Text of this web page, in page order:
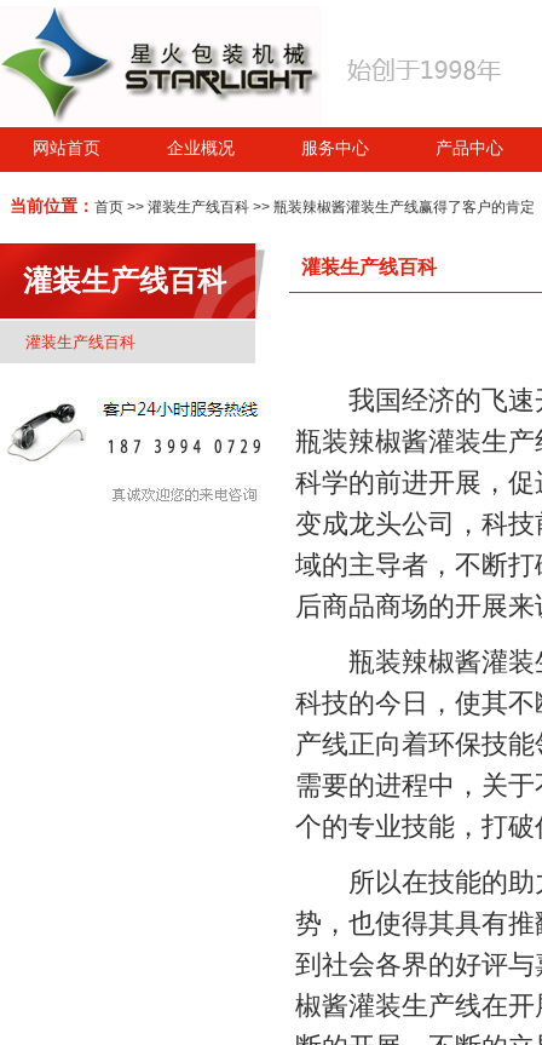
网站首页 企业概况 服务中心 产品中心
当前位置： 首页 >> 灌装生产线百科 >> 瓶装辣椒酱灌装生产线赢得了客户的肯定
灌装生产线百科
灌装生产线百科
灌装生产线百科
我国经济的飞速
瓶装辣椒酱灌装生产
科学的前进开展，
变成龙头公司，科
域的主导者，不断
后商品商场的开展
瓶装辣椒酱灌装
科技的今日，使其
产线正向着环保技
需要的进程中，关
个的专业技能，打
所以在技能的助
势，也使得其具有
到社会各界的好评
椒酱灌装生产线在